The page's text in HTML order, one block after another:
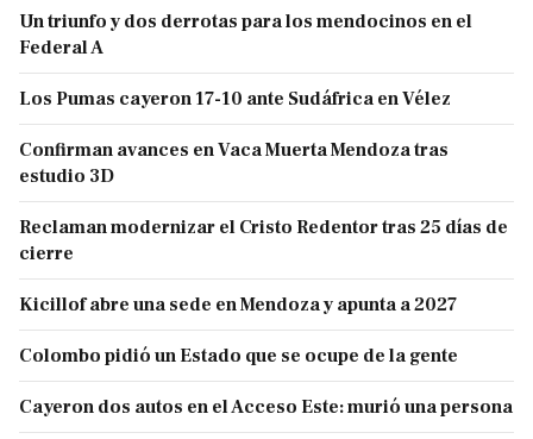
Un triunfo y dos derrotas para los mendocinos en el
Federal A
Los Pumas cayeron 17-10 ante Sudáfrica en Vélez
Confirman avances en Vaca Muerta Mendoza tras
estudio 3D
Reclaman modernizar el Cristo Redentor tras 25 días de
cierre
Kicillof abre una sede en Mendoza y apunta a 2027
Colombo pidió un Estado que se ocupe de la gente
Cayeron dos autos en el Acceso Este: murió una persona